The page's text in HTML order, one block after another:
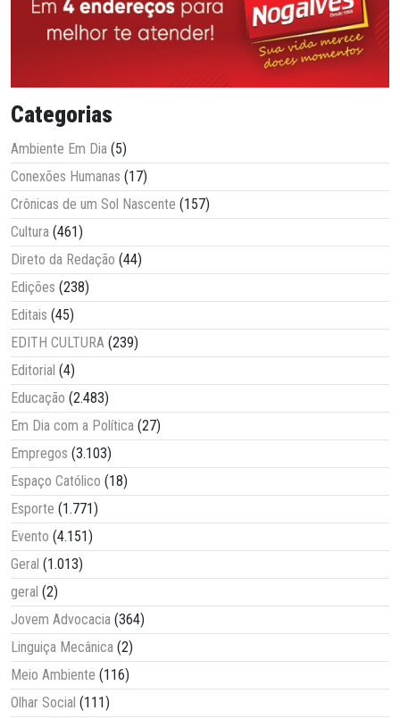
Categorias
Ambiente Em Dia (5)
Conexões Humanas (17)
Crônicas de um Sol Nascente (157)
Cultura (461)
Direto da Redação (44)
Edições (238)
Editais (45)
EDITH CULTURA (239)
Editorial (4)
Educação (2.483)
Em Dia com a Política (27)
Empregos (3.103)
Espaço Católico (18)
Esporte (1.771)
Evento (4.151)
Geral (1.013)
geral (2)
Jovem Advocacia (364)
Linguiça Mecânica (2)
Meio Ambiente (116)
Olhar Social (111)